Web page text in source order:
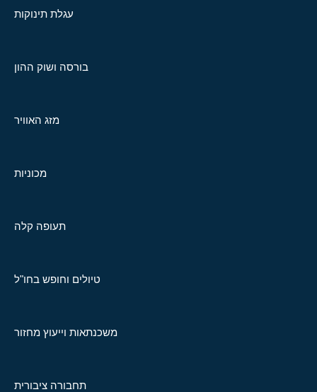
עגלת תינוקות
בורסה ושוק ההון
מזג האוויר
מכוניות
תעופה קלה
טיולים וחופש בחו"ל
משכנתאות וייעוץ מחזור
תחבורה ציבורית